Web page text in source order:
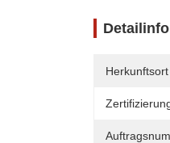
Herkunftsort